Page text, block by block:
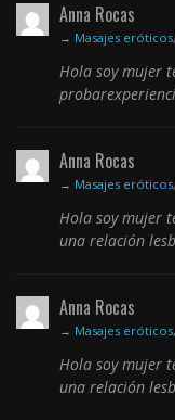
Anna Rocas
→ Masajes
Hola soy mujer
Anna Rocas
→ Masajes
Hola soy mujer
una relación
Anna Rocas
→ Masajes
Hola soy mujer
una relación